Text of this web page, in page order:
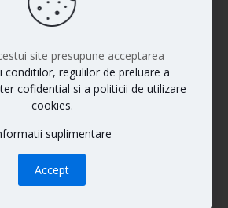
pot diferi de la persoana la
Fiecare pacient este unic si
fi la fel pentru toti pacientii.
Muntean | All Rights Reserved
site presupune acceptarea
conditilor, regulilor de preluare a
cofidential si a politicii de utilizare
cookies.
suplimentare
Accept